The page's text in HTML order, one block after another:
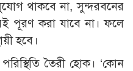
থাকবে না, সুন্দরবনের
পূরণ করা যাবে না। ফলে
হবে।
তৈরী হোক। ‘কোন